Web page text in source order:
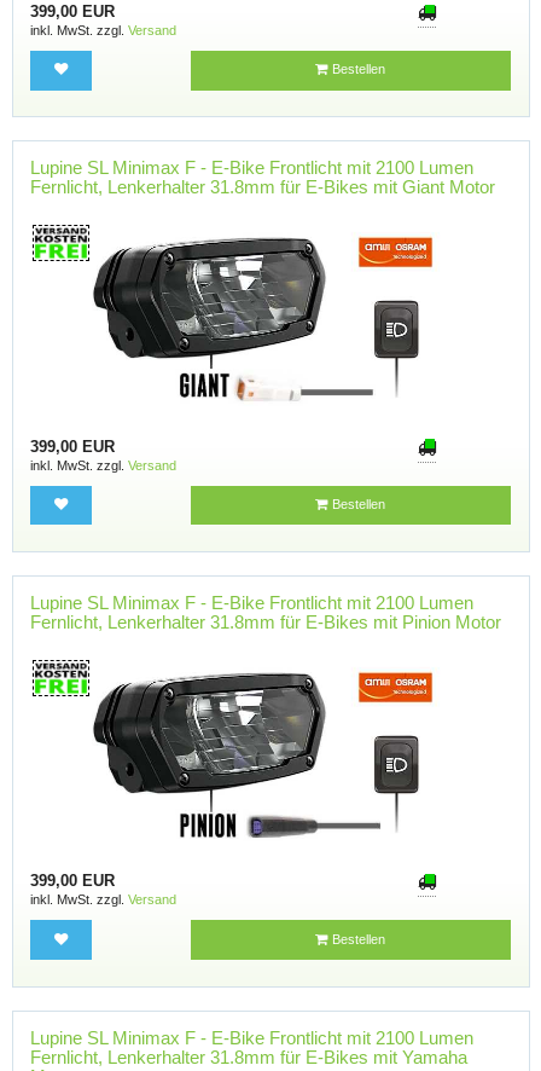
399,00 EUR
inkl. MwSt. zzgl. Versand
Bestellen
Lupine SL Minimax F - E-Bike Frontlicht mit 2100 Lumen
Fernlicht, Lenkerhalter 31.8mm für E-Bikes mit Giant Motor
399,00 EUR
inkl. MwSt. zzgl. Versand
Bestellen
Lupine SL Minimax F - E-Bike Frontlicht mit 2100 Lumen
Fernlicht, Lenkerhalter 31.8mm für E-Bikes mit Pinion Motor
399,00 EUR
inkl. MwSt. zzgl. Versand
Bestellen
Lupine SL Minimax F - E-Bike Frontlicht mit 2100 Lumen
Fernlicht, Lenkerhalter 31.8mm für E-Bikes mit Yamaha